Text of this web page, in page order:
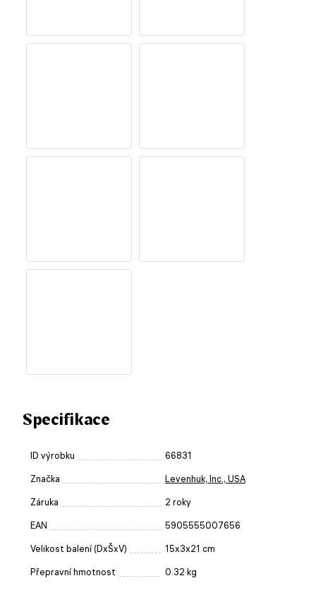
Specifikace
ID výrobku 66831
Značka Levenhuk, Inc., USA
Záruka 2 roky
EAN 5905555007656
Velikost balení (DxŠxV) 15x3x21 cm
Přepravní hmotnost 0.32 kg